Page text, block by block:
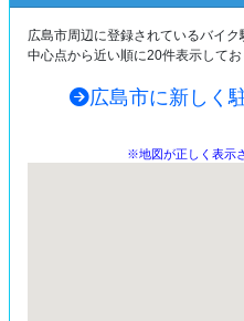
広島市周辺に登録されているバイ
中心点から近い順に20件表示してお
広島市に新しく
※地図が正しく表示